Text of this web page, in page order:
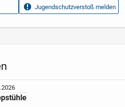
& Garten
›Klappstühle
Jugendschutzverstoß melden